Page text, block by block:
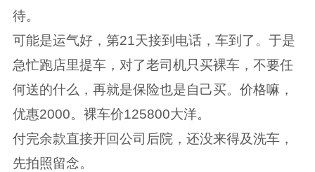
待。
可能是运气好，第21天接到电话，车到了。于是
急忙跑店里提车，对了老司机只买裸车，不要任
何送的什么，再就是保险也是自己买。价格嘛，
优惠2000。裸车价125800大洋。
付完余款直接开回公司后院，还没来得及洗车，
先拍照留念。